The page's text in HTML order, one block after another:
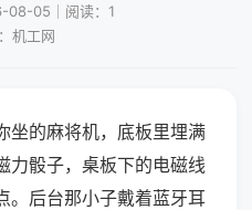
08-05｜阅读：1
机工网
坐的麻将机，底板里埋满
力骰子，桌板下的电磁线
。后台那小子戴着蓝牙耳